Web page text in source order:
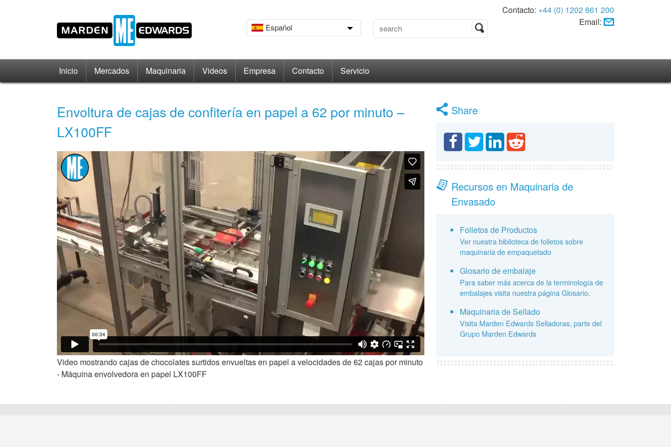
Español
Contacto: +44 (0) 1202 861 200
Email:
Inicio Mercados Maquinaria Videos Empresa Contacto Servicio
Envoltura de cajas de confitería en papel a 62 por minuto –
LX100FF
Video mostrando cajas de chocolates surtidos envueltas en papel a velocidades de 62 cajas por minuto
- Máquina envolvedora en papel LX100FF
Share
Recursos en Maquinaria de
Envasado
Folletos de Productos
Ver nuestra biblioteca de folletos sobre
maquinaria de empaquetado
Glosario de embalaje
Para saber más acerca de la terminología de
embalajes visita nuestra página Glosario.
Maquinaria de Sellado
Visita Marden Edwards Selladoras, parte del
Grupo Marden Edwards